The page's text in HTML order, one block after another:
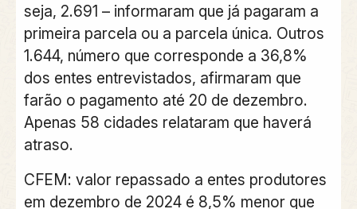
seja, 2.691 – informaram que já pagaram a
primeira parcela ou a parcela única. Outros
1.644, número que corresponde a 36,8%
dos entes entrevistados, afirmaram que
farão o pagamento até 20 de dezembro.
Apenas 58 cidades relataram que haverá
atraso.
CFEM: valor repassado a entes produtores
em dezembro de 2024 é 8,5% menor que